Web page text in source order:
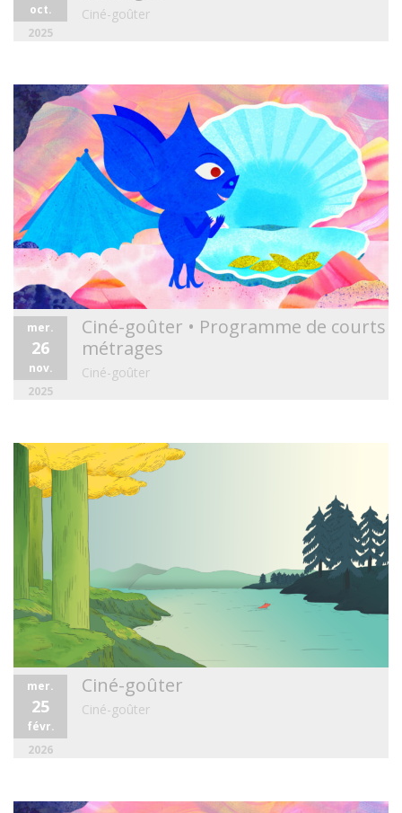
oct.
2025
Ciné-goûter
mer.
26
nov.
2025
Ciné-goûter • Programme de courts
métrages
Ciné-goûter
mer.
25
févr.
2026
Ciné-goûter
Ciné-goûter